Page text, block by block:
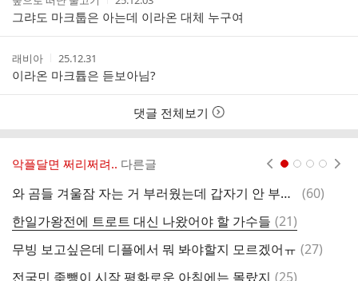
성
자
성
시
간
그랴도 마크툽은 아는데 이라온 대체 누구여
작
성
자
래비아
작
성
시
간
25.12.31
이라온 마크튭은 듣보아님?
댓글 전체보기
악플달면 쩌리쩌려.. 다른글
와 곰들 겨울잠 자는 거 부러웠는데 갑자기 안 부러워짐
댓
(60)
한일가왕전에 트로트 대신 나왔어야 할 가수들 댓
글
(21)
무빙 보고싶은데 디플에서 뭐 봐야할지 모르겠어ㅠ 댓
(27)
전국민 좆뺑이 시작 평화로운 아침에는 몰랐지 댓
(25)